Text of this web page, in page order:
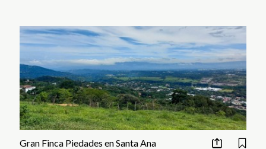
Gran Finca Piedades en Santa Ana